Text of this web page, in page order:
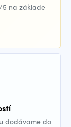
5 na základe
dodávame do